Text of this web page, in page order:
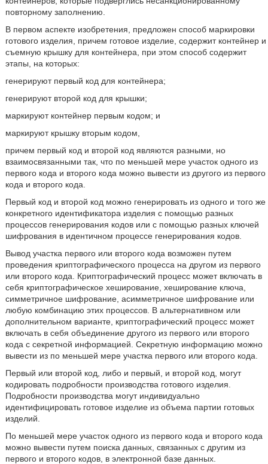
повторному заполнению.
В первом аспекте изобретения, предложен способ маркировки
готового изделия, причем готовое изделие, содержит контейнер и
съемную крышку для контейнера, при этом способ содержит
этапы, на которых:
генерируют первый код для контейнера;
генерируют второй код для крышки;
маркируют контейнер первым кодом; и
маркируют крышку вторым кодом,
причем первый код и второй код являются разными, но
взаимосвязанными так, что по меньшей мере участок одного из
первого кода и второго кода можно вывести из другого из первого
кода и второго кода.
Первый код и второй код можно генерировать из одного и того же
конкретного идентификатора изделия с помощью разных
процессов генерирования кодов или с помощью разных ключей
шифрования в идентичном процессе генерирования кодов.
Вывод участка первого или второго кода возможен путем
проведения криптографического процесса на другом из первого
или второго кода. Криптографический процесс может включать в
себя криптографическое хеширование, хеширование ключа,
симметричное шифрование, асимметричное шифрование или
любую комбинацию этих процессов. В альтернативном или
дополнительном варианте, криптографический процесс может
включать в себя объединение другого из первого или второго
кода с секретной информацией. Секретную информацию можно
вывести из по меньшей мере участка первого или второго кода.
Первый или второй код, либо и первый, и второй код, могут
кодировать подробности производства готового изделия.
Подробности производства могут индивидуально
идентифицировать готовое изделие из объема партии готовых
изделий.
По меньшей мере участок одного из первого кода и второго кода
можно вывести путем поиска данных, связанных с другим из
первого и второго кодов, в электронной базе данных.